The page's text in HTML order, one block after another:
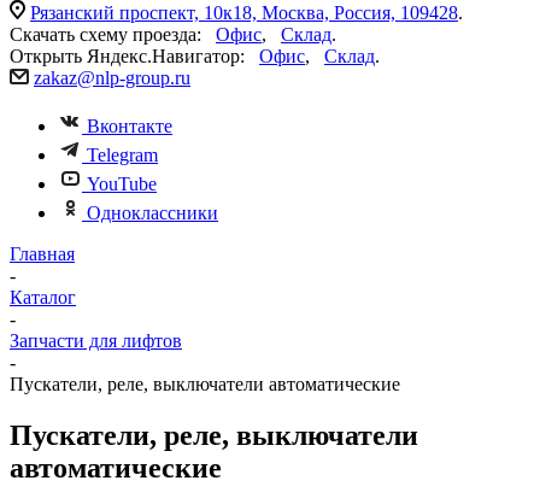
Рязанский проспект, 10к18, Москва, Россия, 109428.
Скачать схему проезда: Офис, Склад.
Открыть Яндекс.Навигатор: Офис, Склад.
zakaz@nlp-group.ru
Вконтакте
Telegram
YouTube
Одноклассники
Главная
-
Каталог
-
Запчасти для лифтов
-
Пускатели, реле, выключатели автоматические
Пускатели, реле, выключатели
автоматические